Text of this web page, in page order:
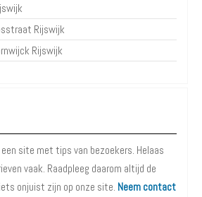
Rijswijk
Rijswijk
site met tips van bezoekers. Helaas
vaak. Raadpleeg daarom altijd de
onjuist zijn op onze site. Neem contact